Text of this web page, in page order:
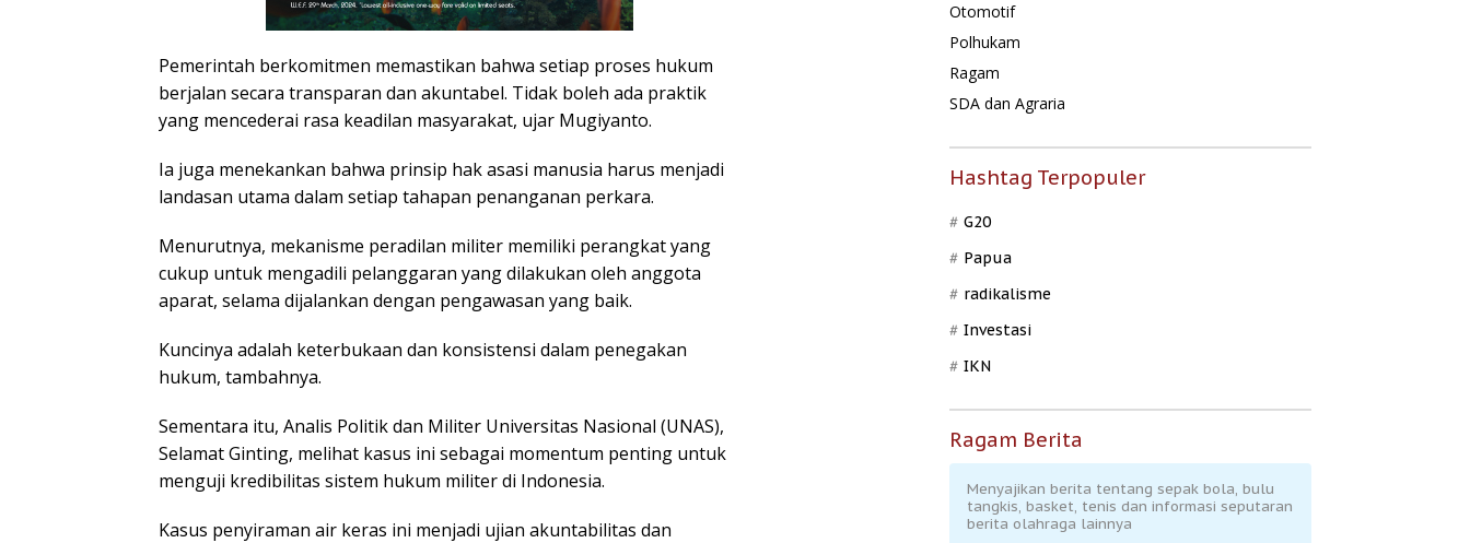
Pemerintah berkomitmen memastikan bahwa setiap proses hukum
berjalan secara transparan dan akuntabel. Tidak boleh ada praktik
yang mencederai rasa keadilan masyarakat, ujar Mugiyanto.
Ia juga menekankan bahwa prinsip hak asasi manusia harus menjadi
landasan utama dalam setiap tahapan penanganan perkara.
Menurutnya, mekanisme peradilan militer memiliki perangkat yang
cukup untuk mengadili pelanggaran yang dilakukan oleh anggota
aparat, selama dijalankan dengan pengawasan yang baik.
Kuncinya adalah keterbukaan dan konsistensi dalam penegakan
hukum, tambahnya.
Sementara itu, Analis Politik dan Militer Universitas Nasional (UNAS),
Selamat Ginting, melihat kasus ini sebagai momentum penting untuk
menguji kredibilitas sistem hukum militer di Indonesia.
Kasus penyiraman air keras ini menjadi ujian akuntabilitas dan
Otomotif
Polhukam
Ragam
SDA dan Agraria
Hashtag Terpopuler
G20
Papua
radikalisme
Investasi
IKN
Ragam Berita
Menyajikan berita tentang sepak bola, bulu
tangkis, basket, tenis dan informasi seputaran
berita olahraga lainnya